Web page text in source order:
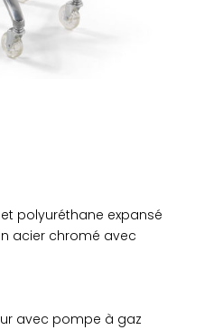
polyuréthane expansé
acier chromé avec
avec pompe à gaz